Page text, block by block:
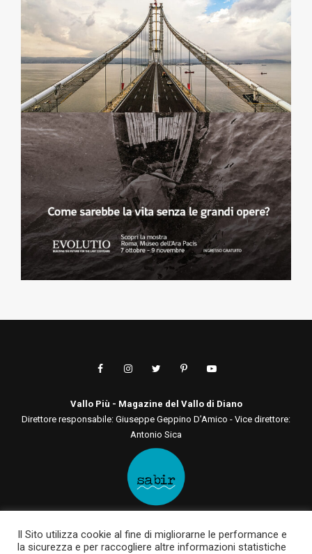
Vallo Più - Magazine del Vallo di Diano
Direttore responsabile: Giuseppe Geppino D’Amico - Vice direttore:
Antonio Sica
Via San Tommaso D'Aquino, 75 00136 - Roma - RM | Via Roma, 133
Il Sito utilizza cookie al fine di migliorarne le performance e
la sicurezza e per raccogliere altre informazioni statistiche